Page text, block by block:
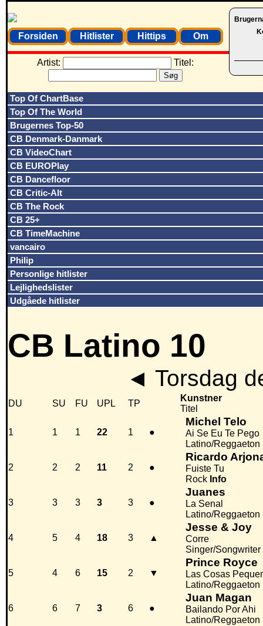
Forsiden Hitlister Hittips Om
Artist: Titel:
Top Of ChartBase
Top Of The World
Brugernes Top-50
CB Denmark-Danmark
CB VideoChart
CB EUROPlay
CB Dancefloor
CB Critic-Alt
CB The Rock
CB 25+
CB TimeMachine
vancairo
Philip
Personlige hitlister
Lejlighedslister
Udgåede hitlister
CB Latino 10
◄ Torsdag
DU SU FU UPL TP
Kunstner
Titel
1 1 1 22 1 ●
Michel Telo
Ai Se Eu Te Pego
Latino/Reggaeton
2 2 2 11 2 ●
Ricardo
Fuiste Tu
Rock Info
3 3 3 3 3 ●
Juanes
La Senal
Latino/Reggaeton
4 5 4 18 3 ▲
Jesse & Joy
Corre
Singer/Songwriter
5 4 6 15 2 ▼
Prince Royce
Las Cosas
Latino/Reggaeton
6 6 7 3 6 ●
Juan Magan
Bailando Por Ahi
Latino/Reggaeton